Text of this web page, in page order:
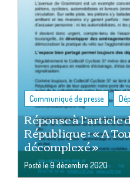
Communiqué de presse ,
Réponse à l’article
République : « A
décomplexé »
Posté le9 décembre 2020